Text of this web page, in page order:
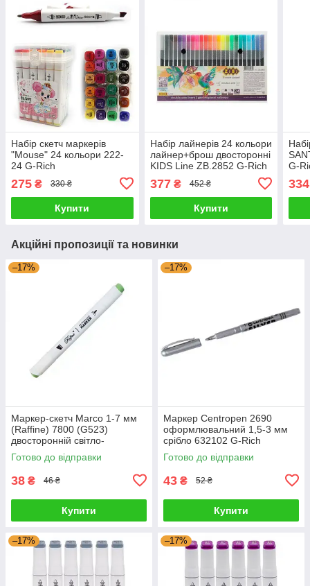
Набір скетч маркерів
"Mouse" 24 кольори 222-
24 G-Rich
275 ₴ 330 ₴
Купити
Набір лайнерів 24 кольори
лайнер+брош двосторонні
KIDS Line ZB.2852 G-Rich
377₴ 452 ₴
Купити
G-
334
Акційні пропозиції та новинки
–17%
Маркер-скетч Marco 1-7 мм
(Raffine) 7800 (G523)
двосторонній світло-
оливковий 622816 G-Rich
Готово до відправки
38 ₴ 46 ₴
Купити
–17%
Маркер Centropen 2690
оформлювальний 1,5-3 мм
срібло 632102 G-Rich
Готово до відправки
43 ₴ 52 ₴
Купити
–17% –17%